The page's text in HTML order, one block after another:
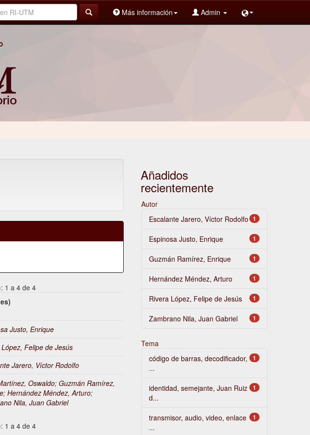
Más información Admin
1 a 4 de 4
Justo, Enrique
Felipe de Jesús
Jarero, Víctor Rodolfo
Oswaldo;Guzmán Ramírez,
;Hernández Méndez, Arturo;
Nila, Juan Gabriel
1 a 4 de 4
Añadidos
recientemente
Autor
1
Escalante Jarero, Víctor Rodolfo
1
Espinosa Justo, Enrique
1
Guzmán Ramírez, Enrique
1
Hernández Méndez, Arturo
1
Rivera López, Felipe de Jesús
1
Zambrano Nila, Juan Gabriel
Tema
1
código de barras, decodificador,
...
1
identidad, semejante, Juan Ruiz
d...
1
transmisor, audio, video, enlace
...